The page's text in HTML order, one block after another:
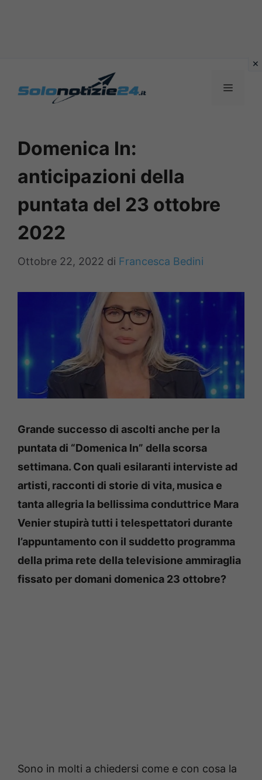
MENU
Domenica In:
anticipazioni della
puntata del 23 ottobre
2022
Ottobre 22, 2022 di Francesca Bedini
Grande successo di ascolti anche per la
puntata di “Domenica In” della scorsa
settimana. Con quali esilaranti interviste ad
artisti, racconti di storie di vita, musica e
tanta allegria la bellissima conduttrice Mara
Venier stupirà tutti i telespettatori durante
l’appuntamento con il suddetto programma
della prima rete della televisione ammiraglia
fissato per domani domenica 23 ottobre?
Sono in molti a chiedersi come e con cosa la